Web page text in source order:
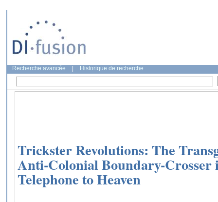
Recherche avancée Historique de recherche
Trickster Revolutions: The
Anti-Colonial Boundary-
Telephone to Heaven